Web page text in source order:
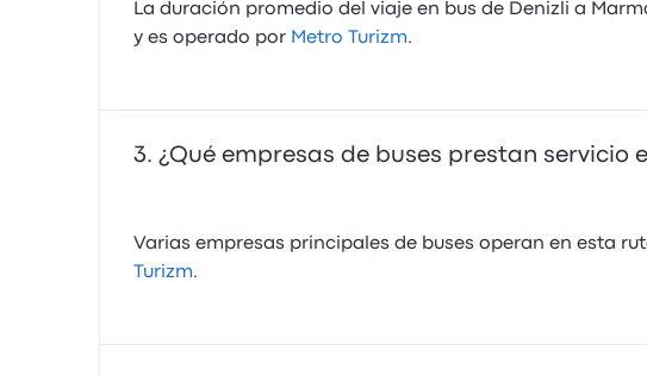
La duración promedio del viaje en bus de Denizli a
y es operado por Metro Turizm.
¿Qué empresas de buses prestan servicio
Varias empresas principales de buses operan en esta
Turizm.